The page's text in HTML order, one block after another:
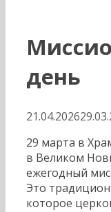
день
21.04.2026
29 марта в
в Великом
ежегодный
Это
которое